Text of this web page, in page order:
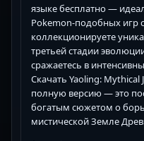
языке бесплатно —
Pokemon-подобных игр
коллекционируете
третьей стадии
сражаетесь в
Скачать Yaoling: Mythical
полную версию — это
богатым сюжетом о
мистической Земле